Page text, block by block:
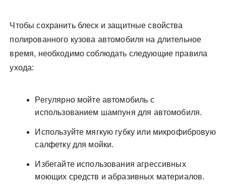
Чтобы сохранить блеск и защитные свойства
полированного кузова автомобиля на длительное
время, необходимо соблюдать следующие правила
ухода:
Регулярно мойте автомобиль с
использованием шампуня для автомобиля.
Используйте мягкую губку или микрофибровую
салфетку для мойки.
Избегайте использования агрессивных
моющих средств и абразивных материалов.